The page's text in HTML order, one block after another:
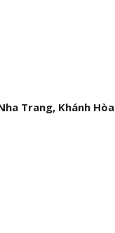
Trang, Khánh Hòa